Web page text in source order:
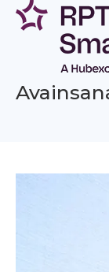
Siirry
sisältöön